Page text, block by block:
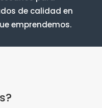
de calidad en
emprendemos.